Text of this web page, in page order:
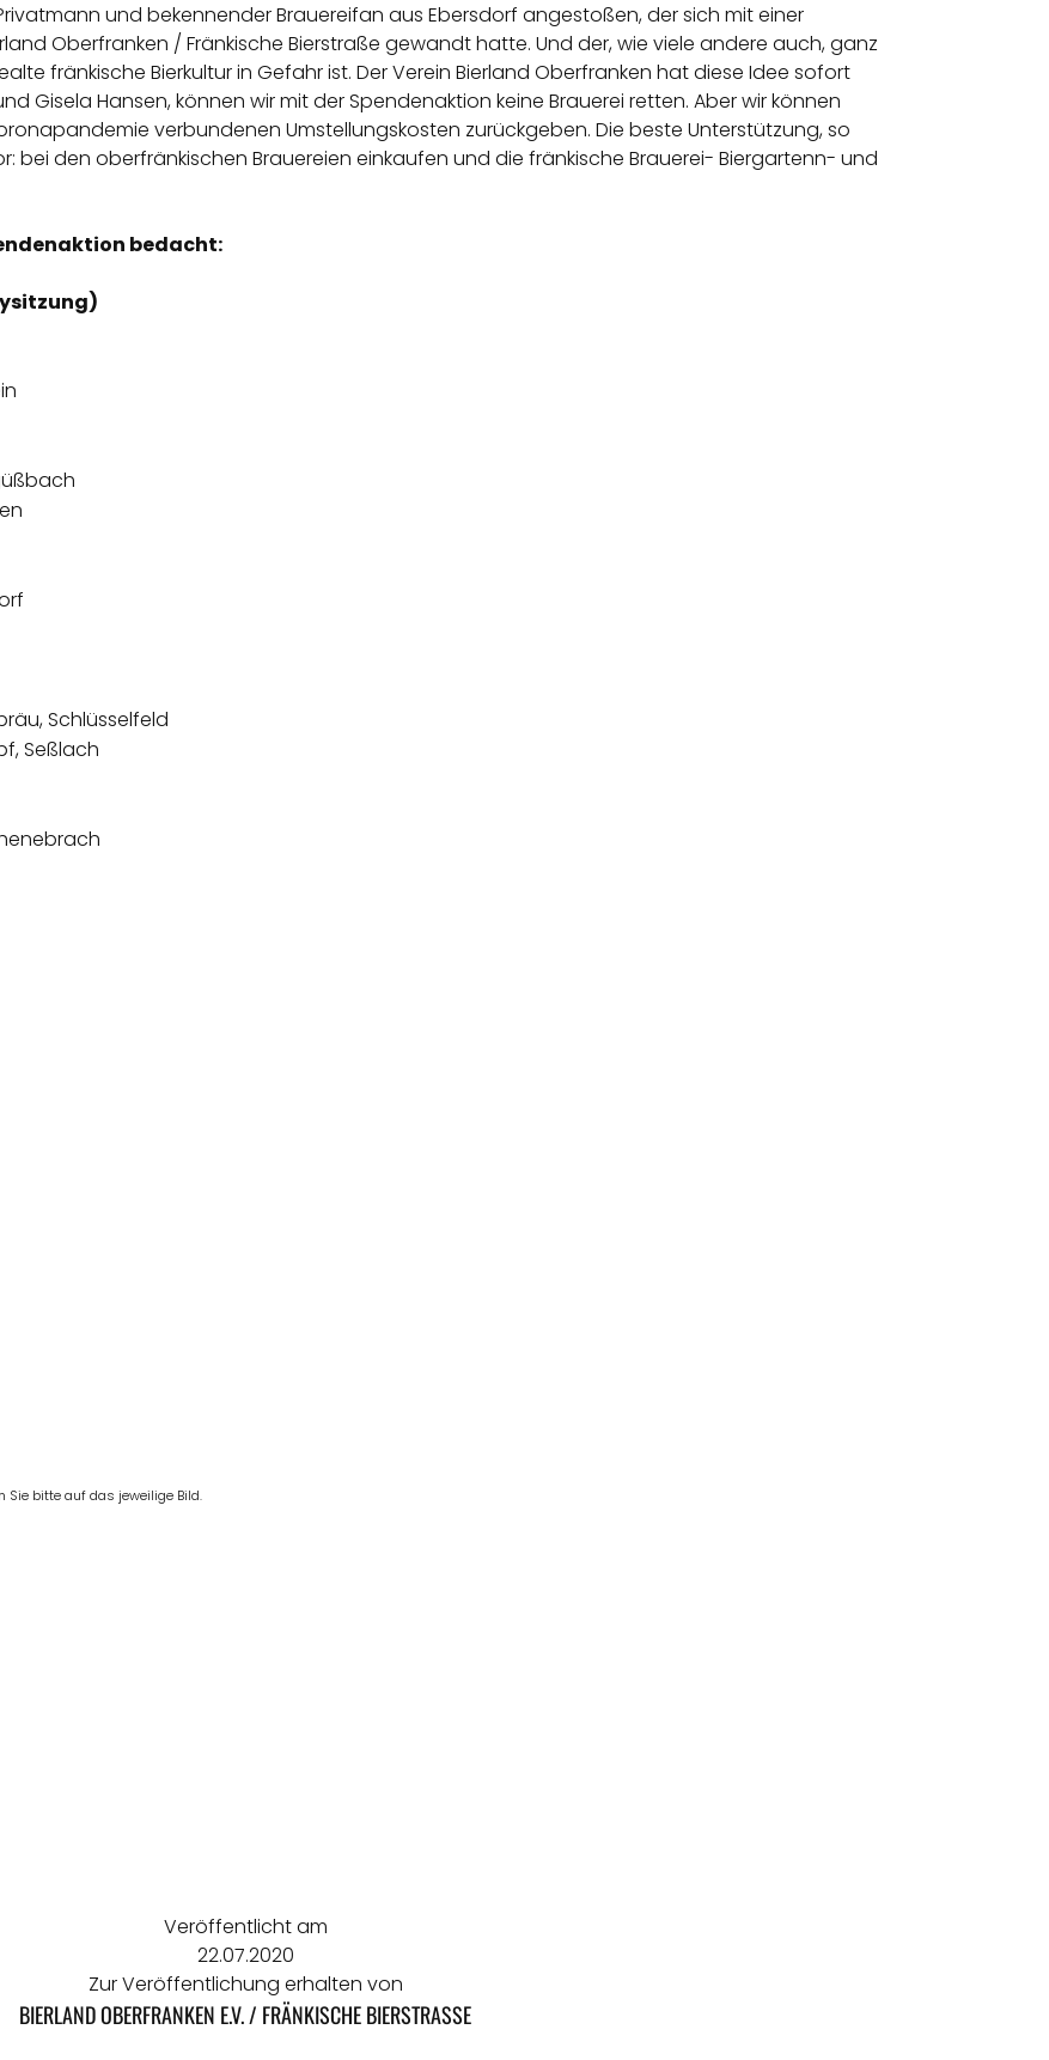
und bekennender Brauereifan aus Ebersdorf angestoßen, der sich mit einer
Oberfranken / Fränkische Bierstraße gewandt hatte. Und der, wie viele andere auch, ganz
fränkische Bierkultur in Gefahr ist. Der Verein Bierland Oberfranken hat diese Idee sofort
Gisela Hansen, können wir mit der Spendenaktion keine Brauerei retten. Aber wir können
verbundenen Umstellungskosten zurückgeben. Die beste Unterstützung, so
bei den oberfränkischen Brauereien einkaufen und die fränkische Brauerei- Biergartenn- und
bedacht:
Schlüsselfeld
Seßlach
Sie bitte auf das jeweilige Bild.
Veröffentlicht am
22.07.2020
Zur Veröffentlichung erhalten von
BIERLAND OBERFRANKEN E.V. / FRÄNKISCHE BIERSTRASSE